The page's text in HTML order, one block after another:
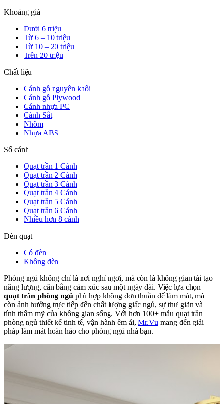
Khoảng giá
Dưới 6 triệu
Từ 6 – 10 triệu
Từ 10 – 20 triệu
Trên 20 triệu
Chất liệu
Cánh gỗ nguyên khối
Cánh gỗ Plywood
Cánh nhựa PC
Cánh Sắt
Nhôm
Nhựa ABS
Số cánh
Quạt trần 1 Cánh
Quạt trần 2 Cánh
Quạt trần 3 Cánh
Quạt trần 4 Cánh
Quạt trần 5 Cánh
Quạt trần 6 Cánh
Nhiều hơn 8 cánh
Đèn quạt
Có đèn
Không đèn
Phòng ngủ không chỉ là nơi nghỉ ngơi, mà còn là không gian tái tạo
năng lượng, cân bằng cảm xúc sau một ngày dài. Việc lựa chọn
quạt trần phòng ngủ phù hợp không đơn thuần để làm mát, mà
còn ảnh hưởng trực tiếp đến chất lượng giấc ngủ, sự thư giãn và
tính thẩm mỹ của không gian sống. Với hơn 100+ mẫu quạt trần
phòng ngủ thiết kế tinh tế, vận hành êm ái, Mr.Vu mang đến giải
pháp làm mát hoàn hảo cho phòng ngủ nhà bạn.